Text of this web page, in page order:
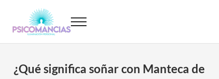
Psicomancias
Menu
¿Qué significa soñar con Manteca de